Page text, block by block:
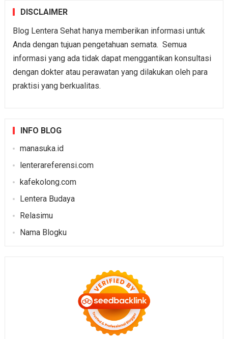
DISCLAIMER
Blog Lentera Sehat hanya memberikan informasi untuk
Anda dengan tujuan pengetahuan semata. Semua
informasi yang ada tidak dapat menggantikan konsultasi
dengan dokter atau perawatan yang dilakukan oleh para
praktisi yang berkualitas.
INFO BLOG
manasuka.id
lenterareferensi.com
kafekolong.com
Lentera Budaya
Relasimu
Nama Blogku